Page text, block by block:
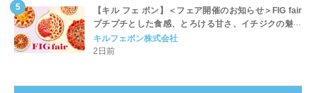
【キル フェ ボン】＜フェア開催のお知らせ＞FIG fair
プチプチとした食感、とろける甘さ、イチジクの魅力
をたっぷりと。新作を含め、イチジク尽くしの全4種が
登場8月20日（木）スタート
キルフェボン株式会社
2日前